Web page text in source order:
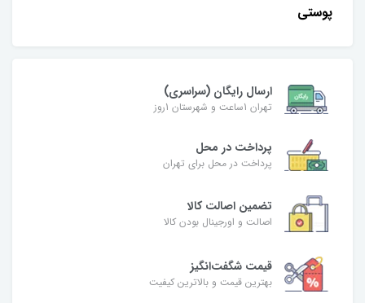
پوستی
ارسال رایگان (سراسری)
تهران 1ساعت و شهرستان 1روز
پرداخت در محل
پرداخت در محل برای تهران
تضمین اصالت کالا
اصالت و اورجینال بودن کالا
قیمت شگفت‌انگیز
بهترین قیمت و بالاترین کیفیت